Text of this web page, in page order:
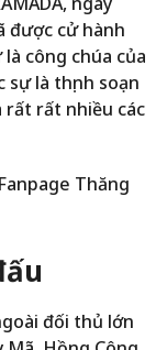
được cử hành
công chúa của
sự là thịnh soạn
rất rất nhiều các
Thăng
đối thủ lớn